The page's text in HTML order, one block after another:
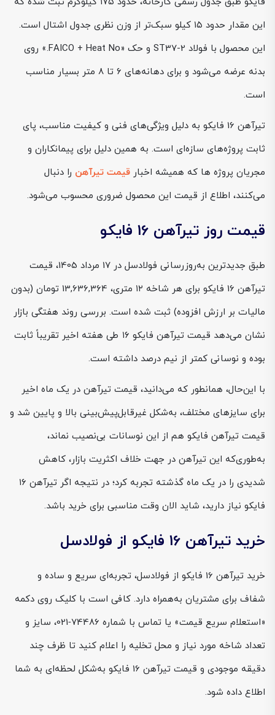
این مقدار حدود ۱۵ کیلو سبک‌تر از وزن نظری جدول اشتال است.
این محصول با فولاد ST37-2 و حک «FAICO + Heat No.» روی
بدنه عرضه می‌شود و برای دهانه‌های ۶ تا ۸ متر بسیار مناسب
است.
تیرآهن 16 فایکو به دلیل ویژگی‌های فنی و کیفیت مناسب، پای
ثابت پروژه‌های سازه‌ای است. به همین دلیل برای پیمانکاران و
مجریان پروژه ها که همیشه اخبار قیمت تیرآهن را دنبال
می‌کنند، اطلاع از قیمت این محصول ضروری محسوب می‌شود.
قیمت روز تیرآهن 16 فایکو
طبق جدیدترین به‌روزرسانی فولادسل در 17 مرداد 1405، قیمت
تیرآهن 16 فایکو برای هر شاخه ۱۲ متری، 13,636,364 تومان (بدون
مالیات بر ارزش افزوده) ثبت شده است. بررسی روند هفتگی بازار
نشان می‌دهد قیمت تیرآهن فایکو ۱۶ طی هفته اخیر تقریباً ثابت
بوده و نوسانی کمتر از نیم درصد داشته است.
با این‌حال، همانطور که می‌دانید، قیمت تیرآهن در یک ماه اخیر
برای سایزهای مختلف، به‌شکل غیرقابل‌پیش‌بینی بالا و پایین شد و
قیمت تیرآهن فایکو هم از این نوسانات بی‌نصیب نماند،
به‌طوری‌که این تیرآهن در جهت خلاف اکثریت بازار، کاهش
شدیدی را در یک ماه گذشته تجربه کرد؛ در نتیجه اگر تیرآهن ۱۶
فایکو نیاز دارید، شاید الان وقت مناسبی برای خرید باشد.
خرید تیرآهن 16 فایکو از فولادسل
خرید تیرآهن 16 فایکو از فولادسل، تجربه‌ای سریع و ساده و
شفاف برای مشتریان به‌همراه دارد. کافی است با کلیک روی دکمه
«استعلام سریع قیمت» یا تماس با شماره 74486‑021، سایز و
تعداد شاخه مورد نیاز و محل تخلیه را اعلام کنید تا ظرف چند
دقیقه موجودی و قیمت تیرآهن 16 فایکو به‌شکل لحظه‌ای به شما
اطلاع داده شود.